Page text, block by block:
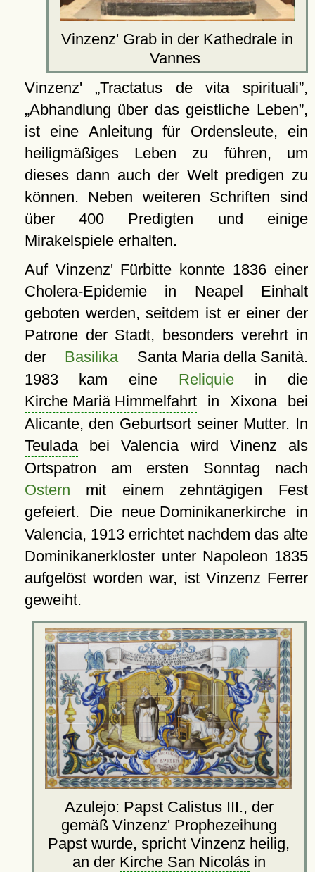
Vinzenz' Grab in der Kathedrale in
Vannes
Vinzenz' Tractatus de vita spirituali ,
Abhandlung über das geistliche Leben ,
ist eine Anleitung für Ordensleute, ein
heiligmäßiges Leben zu führen, um
dieses dann auch der Welt predigen zu
können. Neben weiteren Schriften sind
über 400 Predigten und einige
Mirakelspiele erhalten.
Auf Vinzenz' Fürbitte konnte 1836 einer
Cholera-Epidemie in Neapel Einhalt
geboten werden, seitdem ist er einer der
Patrone der Stadt, besonders verehrt in
der Basilika Santa Maria della Sanità.
1983 kam eine Reliquiein die
Kirche Mariä Himmelfahrtin Xixona bei
Alicante, den Geburtsort seiner Mutter. In
Teuladabei Valencia wird Vinenz als
Ortspatron am ersten Sonntag nach
Ostern mit einem zehntägigen Fest
gefeiert. Die neue Dominikanerkirche in
Valencia, 1913 errichtet nachdem das alte
Dominikanerkloster unter Napoleon 1835
aufgelöst worden war, ist Vinzenz Ferrer
geweiht.
Azulejo: Papst Calistus III., der
gemäß Vinzenz' Prophezeihung
Papst wurde, spricht Vinzenz heilig,
an der Kirche San Nicolásin